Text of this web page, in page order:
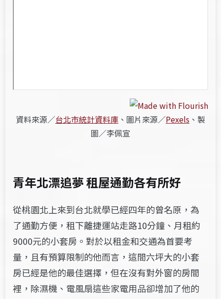
資料來源／台北市統計資料庫 、圖片來源／Pexels 、製
圖／李佩宣
青年北漂追夢 租屋通勤各有所好
從桃園北上來到台北就學已經四年的曾名原，為
了通勤方便，租下離捷運站走路10分鐘、月租約
9000元的小套房。對於以租金和交通為首要考
量，且有預算限制的他而言，這間六坪大的小套
房已經是他的最佳選擇，但在沒有對外窗的房間
裡，除濕機、電風扇這些家電用品卻增加了他的